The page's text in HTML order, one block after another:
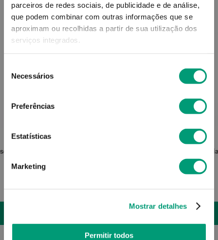
parceiros de redes sociais, de publicidade e de análise,
que podem combinar com outras informações que se
aproximam ou recolhidas a partir de sua utilização dos
serviços integrados.
Necessários
Preferências
Estatísticas
Marketing
Mostrar detalhes
Permitir todos